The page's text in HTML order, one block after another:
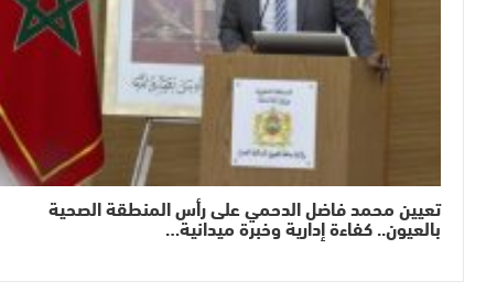
تعيين محمد فاضل الدحمي على رأس المنطقة الصحية
بالعيون.. كفاءة إدارية وخبرة ميدانية…